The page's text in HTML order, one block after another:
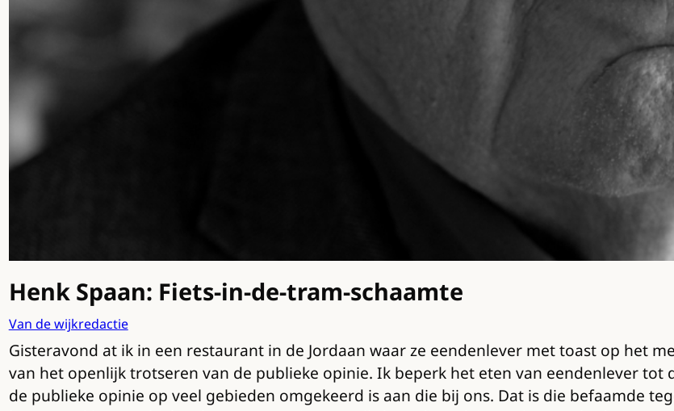
Henk Spaan: Fiets-in-de-tram-schaamte
Van de wijkredactie
Gisteravond at ik in een restaurant in de Jordaan waar ze eendenlever met toast op het
van het openlijk trotseren van de publieke opinie. Ik beperk het eten van eendenlever
de publieke opinie op veel gebieden omgekeerd is aan die bij ons. Dat is die befaamde